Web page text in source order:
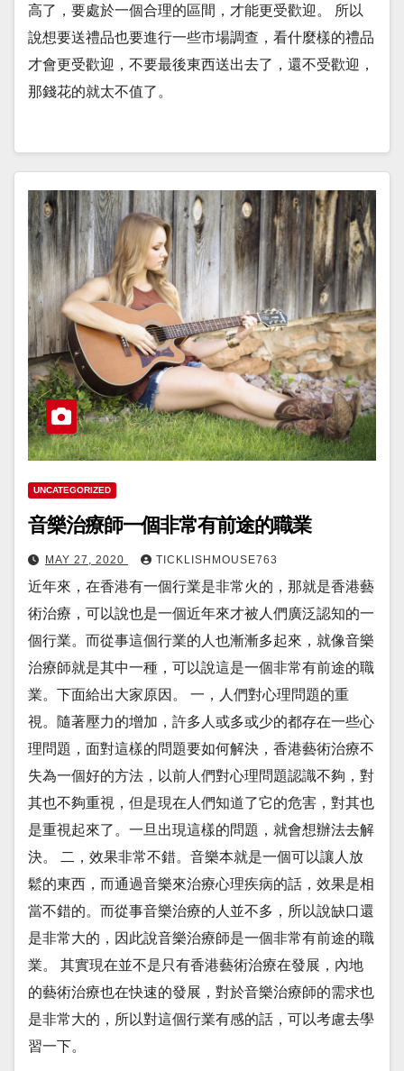
高了，要處於一個合理的區間，才能更受歡迎。 所以
說想要送禮品也要進行一些市場調查，看什麼樣的禮品
才會更受歡迎，不要最後東西送出去了，還不受歡迎，
那錢花的就太不值了。
UNCATEGORIZED
音樂治療師一個非常有前途的職業
MAY 27, 2020 TICKLISHMOUSE763
近年來，在香港有一個行業是非常火的，那就是香港藝
術治療，可以說也是一個近年來才被人們廣泛認知的一
個行業。而從事這個行業的人也漸漸多起來，就像音樂
治療師就是其中一種，可以說這是一個非常有前途的職
業。下面給出大家原因。 一，人們對心理問題的重
視。隨著壓力的增加，許多人或多或少的都存在一些心
理問題，面對這樣的問題要如何解決，香港藝術治療不
失為一個好的方法，以前人們對心理問題認識不夠，對
其也不夠重視，但是現在人們知道了它的危害，對其也
是重視起來了。一旦出現這樣的問題，就會想辦法去解
決。 二，效果非常不錯。音樂本就是一個可以讓人放
鬆的東西，而通過音樂來治療心理疾病的話，效果是相
當不錯的。而從事音樂治療的人並不多，所以說缺口還
是非常大的，因此說音樂治療師是一個非常有前途的職
業。 其實現在並不是只有香港藝術治療在發展，內地
的藝術治療也在快速的發展，對於音樂治療師的需求也
是非常大的，所以對這個行業有感的話，可以考慮去學
習一下。